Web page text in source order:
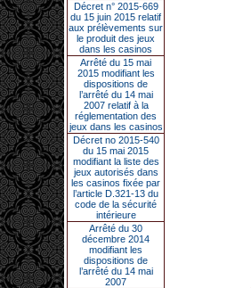
Décret n° 2015-669
du 15 juin 2015 relatif
aux prélèvements sur
le produit des jeux
dans les casinos
Arrêté du 15 mai
2015 modifiant les
dispositions de
l’arrêté du 14 mai
2007 relatif à la
réglementation des
jeux dans les casinos
Décret no 2015-540
du 15 mai 2015
modifiant la liste des
jeux autorisés dans
les casinos fixée par
l’article D.321-13 du
code de la sécurité
intérieure
Arrêté du 30
décembre 2014
modifiant les
dispositions de
l’arrêté du 14 mai
2007